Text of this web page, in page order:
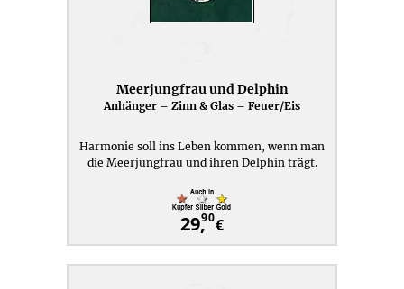
Meerjungfrau und Delphin
Anhänger – Zinn & Glas – Feuer/Eis
Harmonie soll ins Leben kommen, wenn man
die Meerjungfrau und ihren Delphin trägt.
29,90€